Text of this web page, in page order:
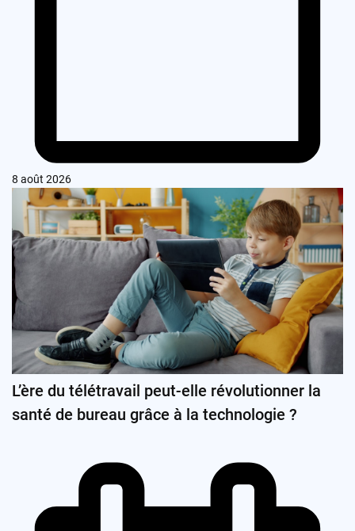
8 août 2026
L’ère du télétravail peut-elle révolutionner la
santé de bureau grâce à la technologie ?